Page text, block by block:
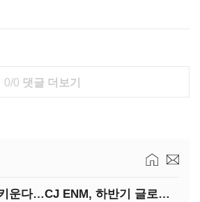
0/0 댓글 더보기
티빙·콘텐츠 IP 키운다…CJ ENM, 하반기 글로벌 확장 가속